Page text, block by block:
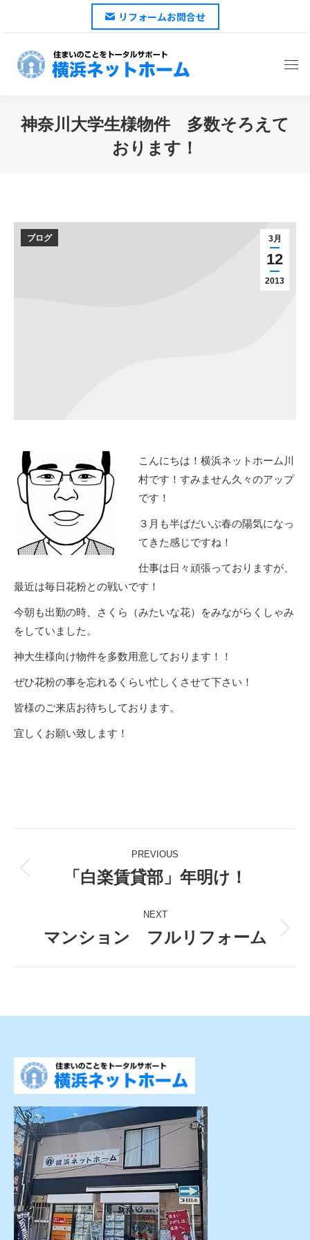
リフォームお問合せ
神奈川大学生様物件 多数そろえて
おります！
3月
12
2013
ブログ
こんにちは！横浜ネットホーム川
村です！すみません久々のアップ
です！
３月も半ばだいぶ春の陽気になっ
てきた感じですね！
仕事は日々頑張っておりますが、
最近は毎日花粉との戦いです！
今朝も出勤の時、さくら（みたいな花）をみながらくしゃみ
をしていました。
神大生様向け物件を多数用意しております！！
ぜひ花粉の事を忘れるくらい忙しくさせて下さい！
皆様のご来店お待ちしております。
宜しくお願い致します！
navigation
PREVIOUS
Previous
「白楽賃貸部」年明け！
NEXT
Next
マンション フルリフォーム